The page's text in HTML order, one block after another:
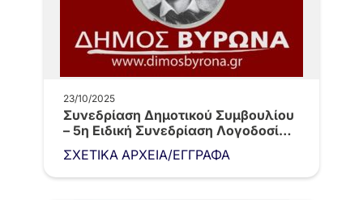
23/10/2025
Συνεδρίαση Δημοτικού Συμβουλίου
– 5η Ειδική Συνεδρίαση Λογοδοσίας
Δημοτικής Αρχής,…
ΣΧΕΤΙΚΑ ΑΡΧΕΙΑ/ΕΓΓΡΑΦΑ